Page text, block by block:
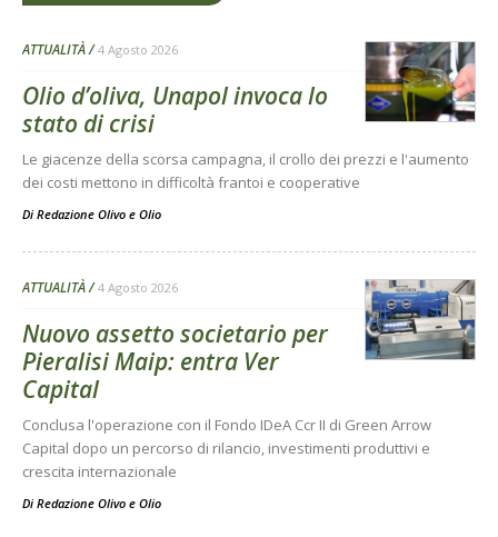
ATTUALITÀ 4 Agosto 2026
Olio d’oliva, Unapol invoca lo
stato di crisi
Le giacenze della scorsa campagna, il crollo dei prezzi e l'aumento
dei costi mettono in difficoltà frantoi e cooperative
Di Redazione Olivo e Olio
ATTUALITÀ 4 Agosto 2026
Nuovo assetto societario per
Pieralisi Maip: entra Ver
Capital
Conclusa l'operazione con il Fondo IDeA Ccr II di Green Arrow
Capital dopo un percorso di rilancio, investimenti produttivi e
crescita internazionale
Di Redazione Olivo e Olio